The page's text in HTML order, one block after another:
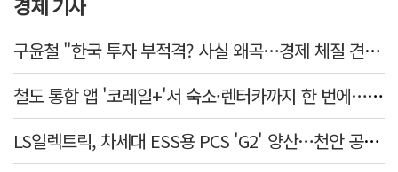
구윤철 "한국 투자 부적격? 사실 왜곡…경제 체질 견실"
철도 통합 앱 '코레일+'서 숙소·렌터카까지 한 번에…여행 서비스 확대
LS일렉트릭, 차세대 ESS용 PCS 'G2' 양산…천안 공장서 출하